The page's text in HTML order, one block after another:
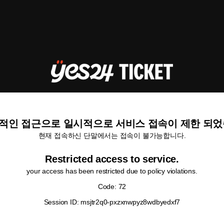
인 접근으로 일시적으로 서비스 접속이 제한 되
현재 접속하신 단말에서는 접속이 불가능합니다.
Restricted access to service.
your access has been restricted due to policy violations.
Code: 72
Session ID: msjtr2q0-pxzxnwpyz8wdbyedxf7